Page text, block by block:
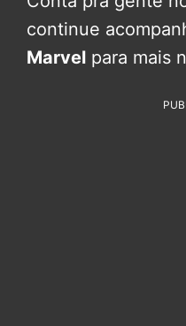
continue
Marvel para mais